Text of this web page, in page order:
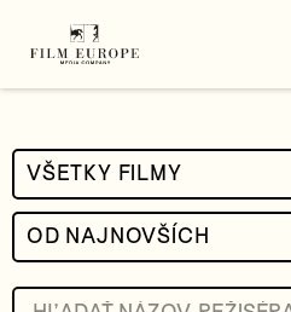
VŠETKY FILMY
OD NAJNOVŠÍCH